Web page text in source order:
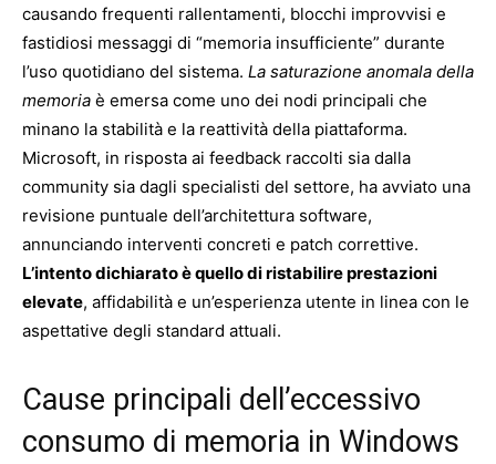
causando frequenti rallentamenti, blocchi improvvisi e
fastidiosi messaggi di “memoria insufficiente” durante
l’uso quotidiano del sistema. La saturazione anomala della
memoria è emersa come uno dei nodi principali che
minano la stabilità e la reattività della piattaforma.
Microsoft, in risposta ai feedback raccolti sia dalla
community sia dagli specialisti del settore, ha avviato una
revisione puntuale dell’architettura software,
annunciando interventi concreti e patch correttive.
L’intento dichiarato è quello di ristabilire prestazioni
elevate, affidabilità e un’esperienza utente in linea con le
aspettative degli standard attuali.
Cause principali dell’eccessivo
consumo di memoria in Windows